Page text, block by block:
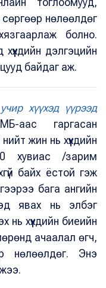
сөргөөр нөлөөлдөг
болно.
дэлгэцийн
байдаг аж.
хүүхэд үүрээд
аас гаргасан
жин нь хүүхдийн
хувиас /зарим
байх ёстой гэж
бага ангийн
явах нь элбэг
нь хүүхдийн биеийн
ачаалал өгч,
нөлөөлдөг. Энэ